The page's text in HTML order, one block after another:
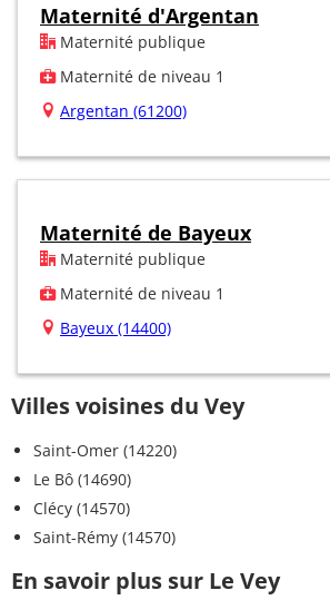
Maternité d'Argentan
Maternité publique
Maternité de niveau 1
Argentan (61200)
Maternité de Bayeux
Maternité publique
Maternité de niveau 1
Bayeux (14400)
Villes voisines du Vey
Saint-Omer (14220)
Le Bô (14690)
Clécy (14570)
Saint-Rémy (14570)
En savoir plus sur Le Vey